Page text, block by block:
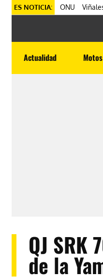
ES NOTICIA: ONU
Actualidad Motos
QJ
de la